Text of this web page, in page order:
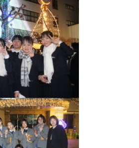
幼稚園
学校紹介
験・入学案内
ォメーション